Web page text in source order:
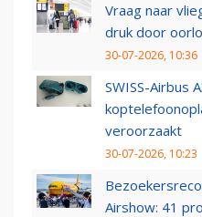
Vraag naar
druk door
30-07-2026, 10:36
SWISS-Airbus
veroorzaakt
30-07-2026, 10:23
Airshow: 41